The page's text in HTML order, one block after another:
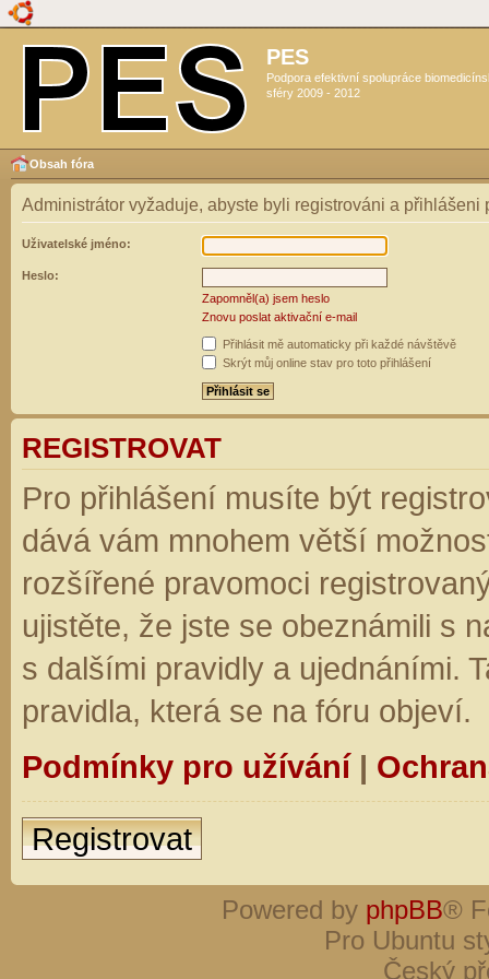
PES
Podpora efektivní spolupráce
sféry 2009 - 2012
Obsah fóra
Administrátor vyžaduje, abyste byli registrováni a přihlášeni
Uživatelské jméno:
Heslo:
Zapomněl(a) jsem heslo
Znovu poslat aktivační e-mail
Přihlásit mě automaticky při každé návštěvě
Skrýt můj online stav pro toto přihlášení
REGISTROVAT
Pro přihlášení musíte být
dává vám mnohem větší
rozšířené pravomoci
ujistěte, že jste se obeznámili s
s dalšími pravidly a ujednáními.
pravidla, která se na fóru objeví.
Podmínky pro užívání|
Registrovat
Powered by phpBB®
Pro Ubuntu
Český